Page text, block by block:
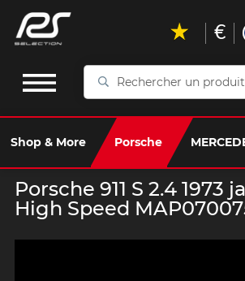
Rechercher
produit...
Shop & More Porsche
€
Porsche 911 S 2.4 1973
High Speed